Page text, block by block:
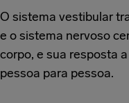
O sistema vestibular
e o sistema nervoso
corpo, e sua resposta
pessoa para pessoa.